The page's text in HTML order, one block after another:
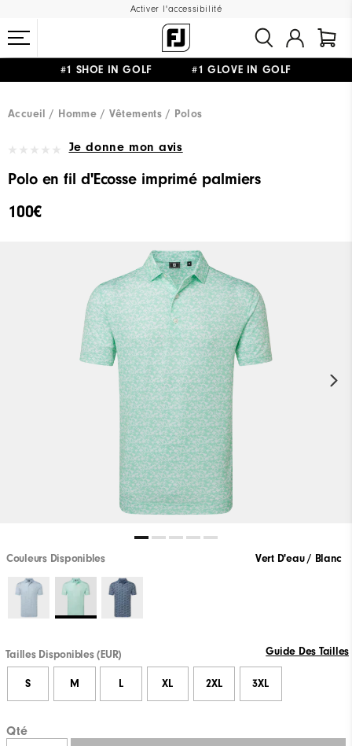
Activer l'accessibilité
#1 SHOE IN GOLF #1 GLOVE IN GOLF
Accueil
Homme Vêtements Polos
Je donne mon avis
Polo en fil d'Ecosse imprimé palmiers
100€
Couleurs Disponibles Vert D'eau / Blanc
Tailles Disponibles (EUR) Guide Des Tailles
S M L XL 2XL 3XL
Qté